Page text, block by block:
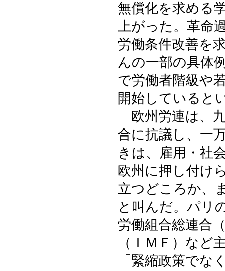
無償化を求める
上がった。革命
労働条件改善を
んの一部の具体
で労働者階級や
開始していると
欧州労連は、
合に抗議し、一
きは、雇用・社
欧州に押し付け
立つどころか、
と叫んだ。パリ
労働組合総連合
（ＩＭＦ）など
「緊縮政策でな